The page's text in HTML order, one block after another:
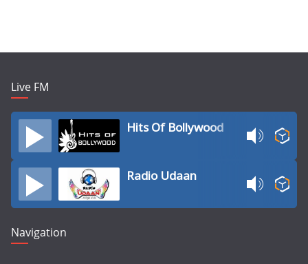
Live FM
Hits Of Bollywood
Radio Udaan
Navigation